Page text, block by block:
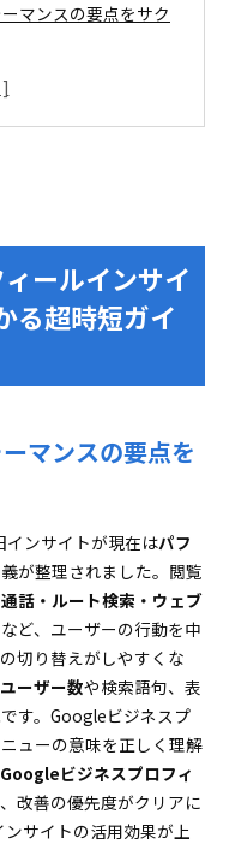
マンスの要点をサク
インサイトでまず見
ビジネスプロフ
ネスプロフィールイ
む？成果につながる
と集客アップへの応
標で補う視点と実務
変！新時代のGoogle
イトの見方
新称対訳リスト
ンサイトが見れない・
失敗しないチェック
ールインサイ
る超時短ガイ
マンスの要点を
ンサイトが現在はパフ
が整理されました。閲覧
通話・ルート検索・ウェブ
など、ユーザーの行動を中
切り替えがしやすくな
ーザー数や検索語句、表
す。Googleビジネスプ
ューの意味を正しく理解
Googleビジネスプロフィ
改善の優先度がクリアに
サイトの活用効果が上